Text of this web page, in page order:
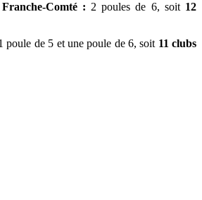
Comté : 2 poules de 6, soit 12
poule de 5 et une poule de 6, soit 11 clubs